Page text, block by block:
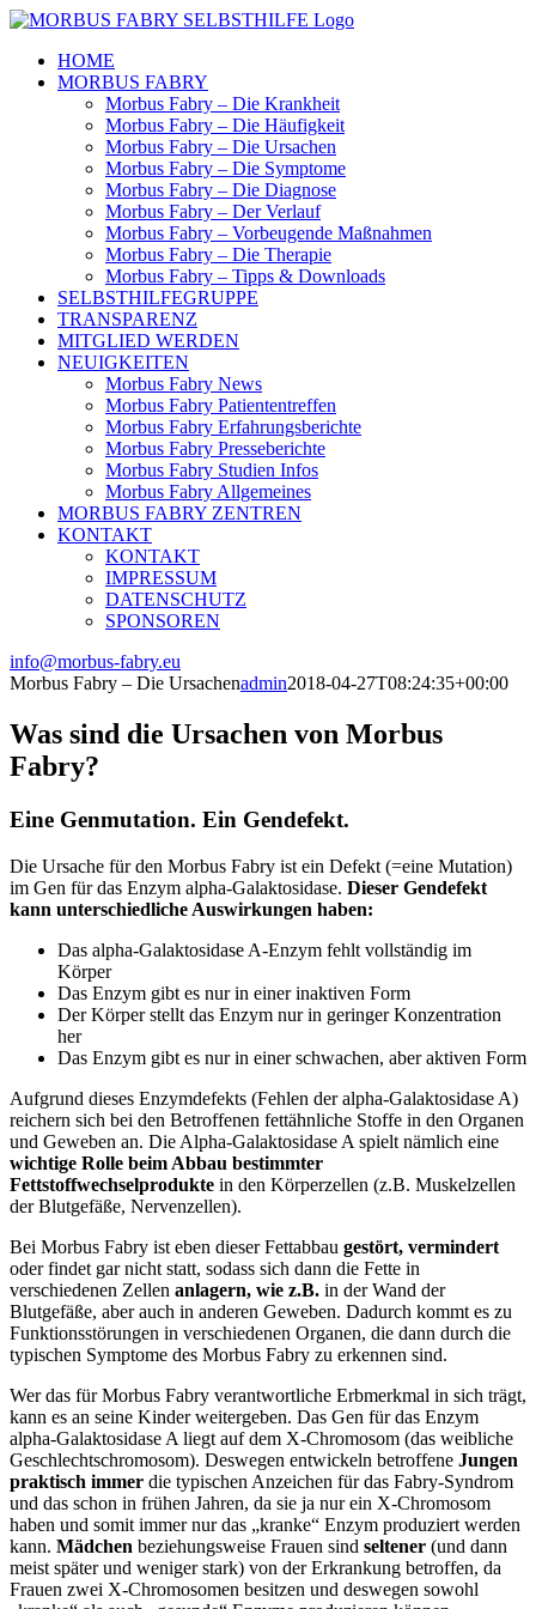
Skip
contentHOME
MORBUS FABRY
Morbus Fabry – Die Krankheit
Morbus Fabry – Die Häufigkeit
Morbus Fabry – Die Ursachen
Morbus Fabry – Die Symptome
Morbus Fabry – Die Diagnose
Morbus Fabry – Der Verlauf
Morbus Fabry – Vorbeugende Maßnahmen
Morbus Fabry – Die Therapie
Morbus Fabry – Tipps & Downloads
SELBSTHILFEGRUPPE
TRANSPARENZ
MITGLIED WERDEN
NEUIGKEITEN
Morbus Fabry News
Morbus Fabry Patiententreffen
Morbus Fabry Erfahrungsberichte
Morbus Fabry Presseberichte
Morbus Fabry Studien Infos
Morbus Fabry Allgemeines
MORBUS FABRY ZENTREN
KONTAKT
KONTAKT
IMPRESSUM
DATENSCHUTZ
SPONSOREN
info@morbus-fabry.eu
Morbus Fabry – Die Ursachenadmin2018-04-27T08:24:35+00:00
Was sind die Ursachen von Morbus
Fabry?
Eine Genmutation. Ein Gendefekt.
Die Ursache für den Morbus Fabry ist ein Defekt (=eine Mutation)
im Gen für das Enzym alpha-Galaktosidase. Dieser Gendefekt
kann unterschiedliche Auswirkungen haben:
Das alpha-Galaktosidase A-Enzym fehlt vollständig im
Körper
Das Enzym gibt es nur in einer inaktiven Form
Der Körper stellt das Enzym nur in geringer Konzentration
her
Das Enzym gibt es nur in einer schwachen, aber aktiven Form
Aufgrund dieses Enzymdefekts (Fehlen der alpha-Galaktosidase A)
reichern sich bei den Betroffenen fettähnliche Stoffe in den Organen
und Geweben an. Die Alpha-Galaktosidase A spielt nämlich eine
wichtige Rolle beim Abbau bestimmter
Fettstoffwechselprodukte in den Körperzellen (z.B. Muskelzellen
der Blutgefäße, Nervenzellen).
Bei Morbus Fabry ist eben dieser Fettabbau gestört, vermindert
oder findet gar nicht statt, sodass sich dann die Fette in
verschiedenen Zellen anlagern, wie z.B. in der Wand der
Blutgefäße, aber auch in anderen Geweben. Dadurch kommt es zu
Funktionsstörungen in verschiedenen Organen, die dann durch die
typischen Symptome des Morbus Fabry zu erkennen sind.
Wer das für Morbus Fabry verantwortliche Erbmerkmal in sich trägt,
kann es an seine Kinder weitergeben. Das Gen für das Enzym
alpha-Galaktosidase A liegt auf dem X-Chromosom (das weibliche
Geschlechtschromosom). Deswegen entwickeln betroffene Jungen
praktisch immer die typischen Anzeichen für das Fabry-Syndrom
und das schon in frühen Jahren, da sie ja nur ein X-Chromosom
haben und somit immer nur das „kranke“ Enzym produziert werden
kann. Mädchen beziehungsweise Frauen sind seltener (und dann
meist später und weniger stark) von der Erkrankung betroffen, da
Frauen zwei X-Chromosomen besitzen und deswegen sowohl